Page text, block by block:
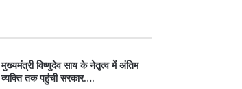
मुख्यमंत्री विष्णुदेव साय के नेतृत्व में अंतिम
व्यक्ति तक पहुंची सरकार….